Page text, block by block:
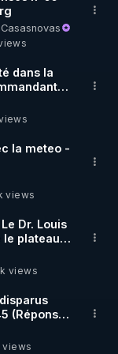
sur la
dans la
1997
la meteo -
views
Dr. Louis
le plateau
views
(Réponse
views